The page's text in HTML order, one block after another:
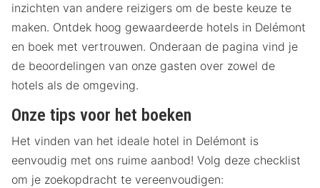
inzichten van andere reizigers om de beste keuze te
maken. Ontdek hoog gewaardeerde hotels in Delémont
en boek met vertrouwen. Onderaan de pagina vind je
de beoordelingen van onze gasten over zowel de
hotels als de omgeving.
Onze tips voor het boeken
Het vinden van het ideale hotel in Delémont is
eenvoudig met ons ruime aanbod! Volg deze checklist
om je zoekopdracht te vereenvoudigen: